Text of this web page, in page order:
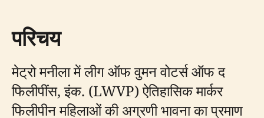
परिचय
मेट्रो मनीला में लीग ऑफ वुमन वोटर्स ऑफ द
फिलीपींस, इंक. (LWVP) ऐतिहासिक मार्कर
फिलीपीन महिलाओं की अग्रणी भावना का प्रमाण